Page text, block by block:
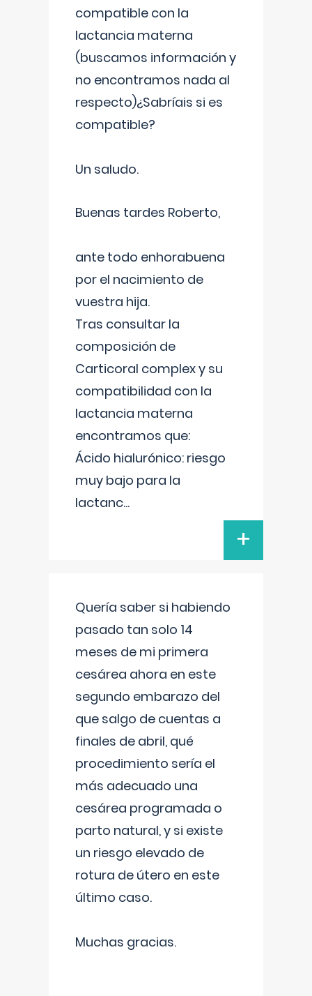
compatible con la
lactancia materna
(buscamos información y
no encontramos nada al
respecto)¿Sabríais si es
compatible?
Un saludo.
Buenas tardes Roberto,
ante todo enhorabuena
por el nacimiento de
vuestra hija.
Tras consultar la
composición de
Carticoral complex y su
compatibilidad con la
lactancia materna
encontramos que:
Ácido hialurónico: riesgo
muy bajo para la
lactanc...
+
Quería saber si habiendo
pasado tan solo 14
meses de mi primera
cesárea ahora en este
segundo embarazo del
que salgo de cuentas a
finales de abril, qué
procedimiento sería el
más adecuado una
cesárea programada o
parto natural, y si existe
un riesgo elevado de
rotura de útero en este
último caso.
Muchas gracias.